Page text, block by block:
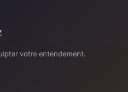
votre entendement.